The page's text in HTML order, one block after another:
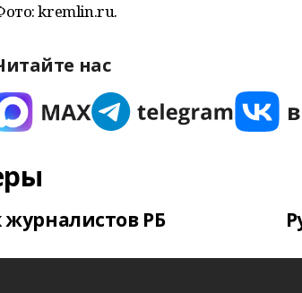
kremlin.ru.
нас
РБ